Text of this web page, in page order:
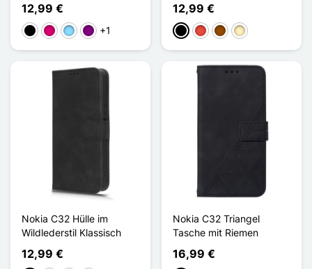
12,99 €
SchwarzMagenta
HellblauViolett
+1
12,99 €
Schwarz
Rot BraunGolden
Nokia C32 Hülle im
Wildlederstil Klassisch
12,99 €
Nokia C32 Triangel
Tasche mit Riemen
16,99 €